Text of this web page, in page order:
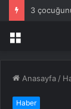
3
Menü
Anasayfa /
Haber